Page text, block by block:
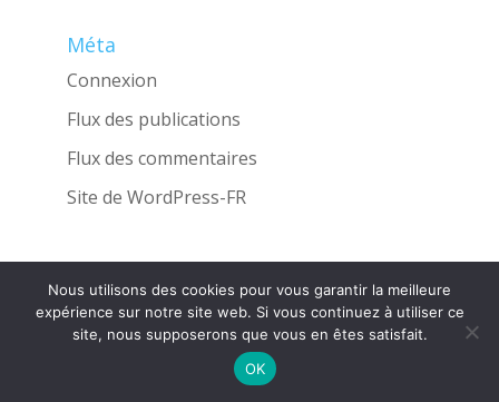
Méta
Connexion
Flux des publications
Flux des commentaires
Site de WordPress-FR
Une réalisation de l'AgenceINGLOBO
Nous utilisons des cookies pour vous garantir la meilleure
expérience sur notre site web. Si vous continuez à utiliser ce
site, nous supposerons que vous en êtes satisfait.
OK